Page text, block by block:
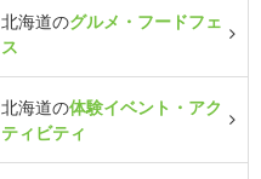
北海道のグルメ・フードフェ
ス
北海道の体験イベント・アク
ティビティ